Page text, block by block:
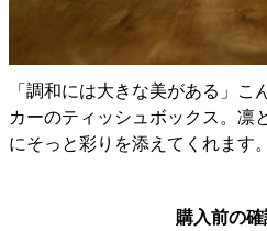
「調和には大きな美がある」
カーのティッシュボックス。凛
にそっと彩りを添えてくれます。
購入前の